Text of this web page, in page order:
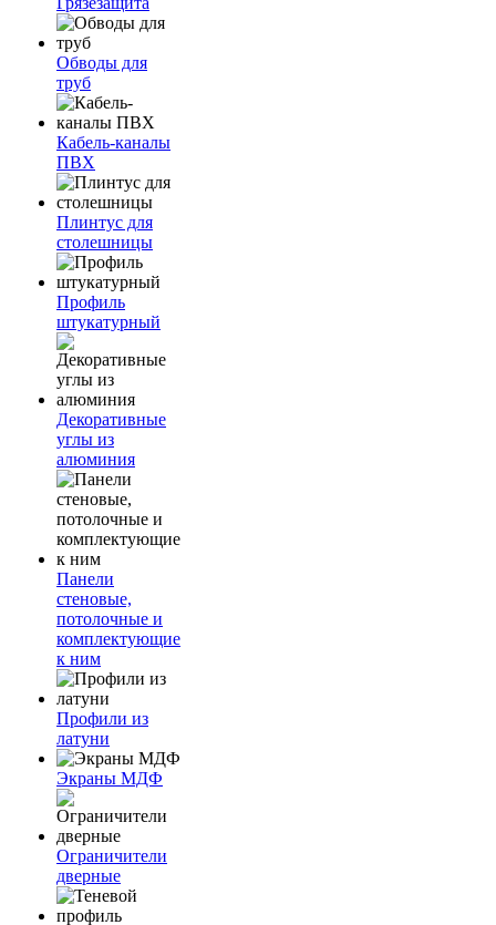
Обводы для
труб
Кабель-каналы
ПВХ
Плинтус для
столешницы
Профиль
штукатурный
Декоративные
углы из
алюминия
Панели
стеновые,
потолочные и
комплектующие
к ним
Профили из
латуни
Экраны МДФ
Ограничители
дверные